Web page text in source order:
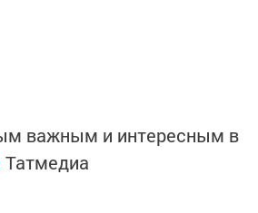
важным и интересным в
Татмедиа